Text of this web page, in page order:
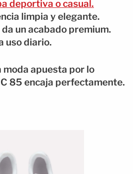
deportiva o casual.
limpia y elegante.
un acabado premium.
uso diario.
moda apuesta por lo
85 encaja perfectamente.